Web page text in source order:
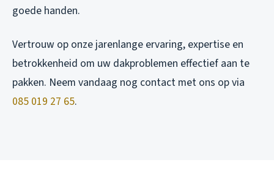
goede handen.
Vertrouw op onze jarenlange ervaring, expertise en
betrokkenheid om uw dakproblemen effectief aan te
pakken. Neem vandaag nog contact met ons op via
085 019 27 65.